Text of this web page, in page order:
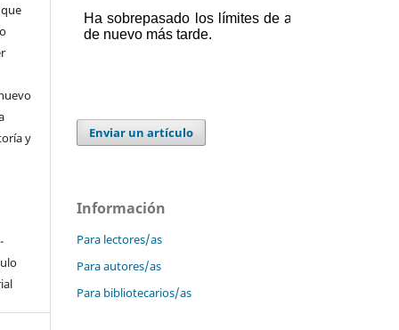
y
Enviar un artículo
Información
Para lectores/as
Para autores/as
Para bibliotecarios/as